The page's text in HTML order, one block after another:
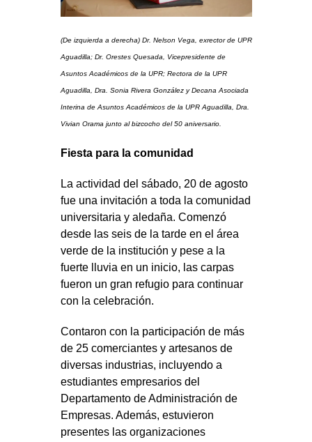
(De izquierda a derecha) Dr. Nelson Vega, exrector de UPR
Aguadilla; Dr. Orestes Quesada, Vicepresidente de
Asuntos Académicos de la UPR; Rectora de la UPR
Aguadilla, Dra. Sonia Rivera González y Decana Asociada
Interina de Asuntos Académicos de la UPR Aguadilla, Dra.
Vivian Orama junto al bizcocho del 50 aniversario.
Fiesta para la comunidad
La actividad del sábado, 20 de agosto
fue una invitación a toda la comunidad
universitaria y aledaña. Comenzó
desde las seis de la tarde en el área
verde de la institución y pese a la
fuerte lluvia en un inicio, las carpas
fueron un gran refugio para continuar
con la celebración.
Contaron con la participación de más
de 25 comerciantes y artesanos de
diversas industrias, incluyendo a
estudiantes empresarios del
Departamento de Administración de
Empresas. Además, estuvieron
presentes las organizaciones